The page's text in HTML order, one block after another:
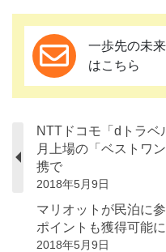
一歩先の未
はこちら
NTTドコモ「dトラベ
月上場の「ベストワ
携で
2018年5月9日
マリオットが民泊に
ポイントも獲得可能
2018年5月9日